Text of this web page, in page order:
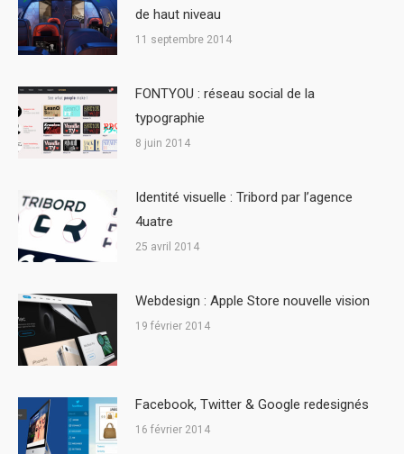
de haut niveau
11 septembre 2014
FONTYOU : réseau social de la
typographie
8 juin 2014
Identité visuelle : Tribord par l’agence
4uatre
25 avril 2014
Webdesign : Apple Store nouvelle vision
19 février 2014
Facebook, Twitter & Google redesignés
16 février 2014